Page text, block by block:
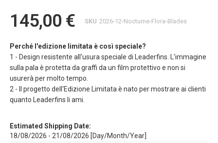
145,00 € SKU 2026-12-Nocturne-Flora-Blades
Perché l'edizione limitata è così speciale?
1 - Design resistente all'usura speciale di Leaderfins. L'immagine
sulla pala è protetta da graffi da un film protettivo e non si
usurerà per molto tempo.
2 - Il progetto dell'Edizione Limitata è nato per mostrare ai clienti
quanto Leaderfins li ami.
Estimated Shipping Date:
18/08/2026 - 21/08/2026 [Day/Month/Year]